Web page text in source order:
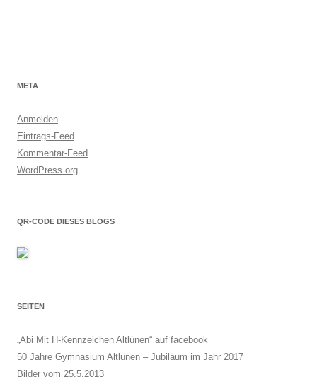
META
Anmelden
Eintrags-Feed
Kommentar-Feed
WordPress.org
QR-CODE DIESES BLOGS
SEITEN
„Abi Mit H-Kennzeichen Altlünen“ auf facebook
50 Jahre Gymnasium Altlünen – Jubiläum im Jahr 2017
Bilder vom 25.5.2013